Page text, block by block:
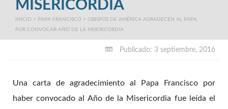
MISERICORDIA
INICIO > PAPA FRANCISCO > OBISPOS DE AMÉRICA AGRADECEN AL PAPA
POR CONVOCAR AÑO DE LA MISERICORDIA
Publicado: 3 septiembre, 2016
Una carta de agradecimiento al Papa Francisco por
haber convocado al Año de la Misericordia fue leída el